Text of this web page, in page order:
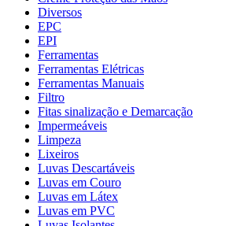
Diversos
EPC
EPI
Ferramentas
Ferramentas Elétricas
Ferramentas Manuais
Filtro
Fitas sinalização e Demarcação
Impermeáveis
Limpeza
Lixeiros
Luvas Descartáveis
Luvas em Couro
Luvas em Látex
Luvas em PVC